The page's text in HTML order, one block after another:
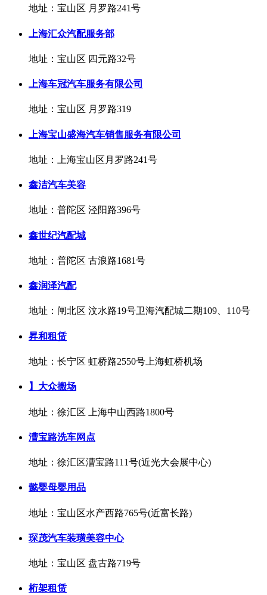
地址：宝山区 月罗路241号
上海汇众汽配服务部
地址：宝山区 四元路32号
上海车冠汽车服务有限公司
地址：宝山区 月罗路319
上海宝山盛海汽车销售服务有限公司
地址：上海宝山区月罗路241号
鑫洁汽车美容
地址：普陀区 泾阳路396号
鑫世纪汽配城
地址：普陀区 古浪路1681号
鑫润泽汽配
地址：闸北区 汶水路19号卫海汽配城二期109、110号
昇和租赁
地址：长宁区 虹桥路2550号上海虹桥机场
】大众搬场
地址：徐汇区 上海中山西路1800号
漕宝路洗车网点
地址：徐汇区漕宝路111号(近光大会展中心)
懿婴母婴用品
地址：宝山区水产西路765号(近富长路)
琛茂汽车装璜美容中心
地址：宝山区 盘古路719号
桁架租赁